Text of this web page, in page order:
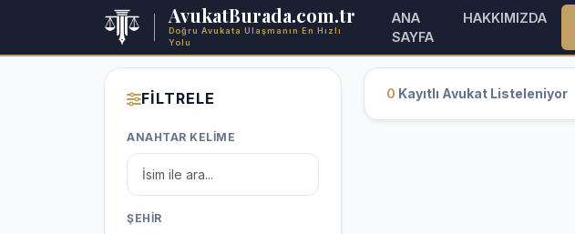
AvukatBurada.com.tr
Doğru Avukata Ulaşmanın En Hızlı
Yolu
ANA
SAYFA
HAKKIMIZDA
FİLTRELE
ANAHTAR KELİME
ŞEHİR
0 Kayıtlı Avukat Listeleniyor